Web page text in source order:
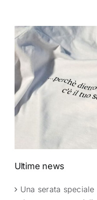
Ultime news
Una serata